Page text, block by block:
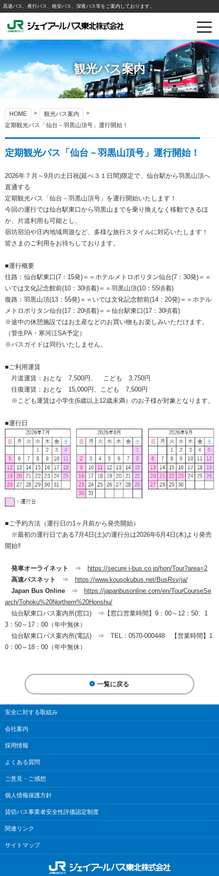
高速バス、夜行バス、格安バス、深夜バス等をご案内しております。
観光バス案内
HOME
観光バス案内
定期観光バス「仙台－羽黒山頂号」運行開始！
定期観光バス「仙台－羽黒山頂号」運行開始！
2026年７月～9月の土日祝(延べ３１日間)限定で、仙台駅から羽黒山頂へ
直通する
定期観光バス「仙台－羽黒山頂号」を運行開始いたします！
今回の運行では仙台駅東口から羽黒山までを乗り換えなく移動できるほ
か、片道利用も可能とし、
宿坊宿泊や庄内地域周遊など、多様な旅行スタイルに対応いたします！
皆さまのご利用をお待ちしております。
■運行概要
往路：仙台駅東口(7：15発)＝＝ホテルメトロポリタン仙台(7：30発)＝＝
いでは文化記念館前(10：30頃着)＝＝羽黒山頂(10：55頃着)
復路：羽黒山頂(13：55発)＝＝いでは文化記念館前(14：20発)＝＝ホテル
メトロポリタン仙台(17：20頃着)＝＝仙台駅東口(17：30頃着)
※途中の休憩施設ではお土産などのお買い物もお楽しみいただけます。
（菅生PA・寒河江SA予定）
※バスガイドは同行いたしません。
■ご利用運賃
片道運賃：おとな 7,500円、 こども 3,750円
往復運賃：おとな 15,000円、こども 7,500円
※こども運賃は小学生(6歳以上12歳未満）のお子様が対象となります。
■運行日
■ご予約方法（運行日の1ヶ月前から発売開始）
※最初の運行日である7月4日(土)の運行分は2026年6月4日(木)より発売
開始‼
発車オーライネット ⇒
https://secure.j-bus.co.jp/hon/Tour?area=2
高速バスネット
⇒
https://www.kousokubus.net/BusRsv/ja/
Japan Bus Online ⇒
https://japanbusonline.com/en/TourCourseSe
arch/Tohoku%20Northern%20Honshu/
仙台駅東口バス案内所(窓口) ⇒【窓口営業時間】9：00～12：50、1
3：50～17：00（年中無休）
仙台駅東口バス案内所(電話) ⇒ TEL：0570-000448 【営業時間】1
0：00～18：00（年中無休）
一覧に戻る
安全に対する取組み
会社案内
採用情報
よくある質問
ご意見・ご感想
個人情報保護方針
貸切バス事業者安全性評価認定制度
関連リンク
サイトマップ